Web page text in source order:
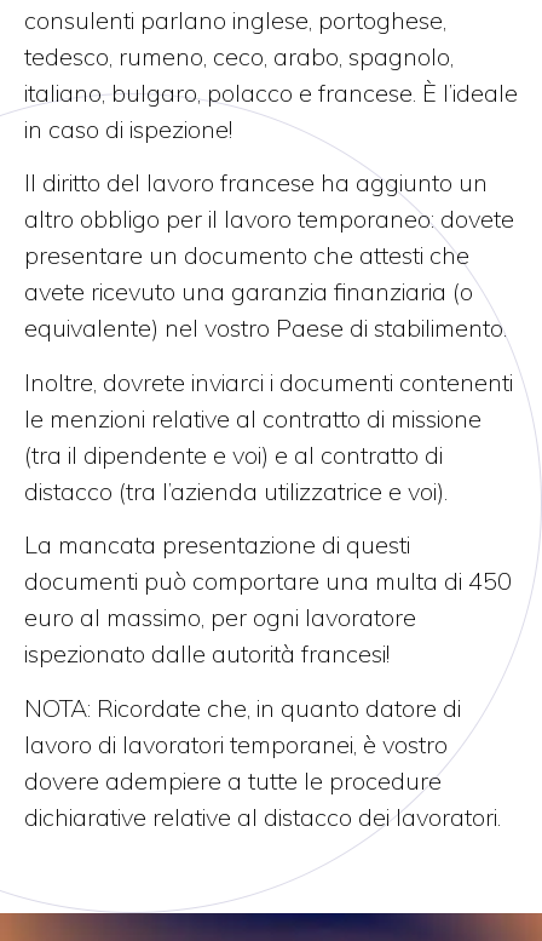
consulenti parlano inglese, portoghese,
tedesco, rumeno, ceco, arabo, spagnolo,
italiano, bulgaro, polacco e francese. È l’ideale
in caso di ispezione!
Il diritto del lavoro francese ha aggiunto un
altro obbligo per il lavoro temporaneo: dovete
presentare un documento che attesti che
avete ricevuto una garanzia finanziaria (o
equivalente) nel vostro Paese di stabilimento.
Inoltre, dovrete inviarci i documenti contenenti
le menzioni relative al contratto di missione
(tra il dipendente e voi) e al contratto di
distacco (tra l’azienda utilizzatrice e voi).
La mancata presentazione di questi
documenti può comportare una multa di 450
euro al massimo, per ogni lavoratore
ispezionato dalle autorità francesi!
NOTA: Ricordate che, in quanto datore di
lavoro di lavoratori temporanei, è vostro
dovere adempiere a tutte le procedure
dichiarative relative al distacco dei lavoratori.